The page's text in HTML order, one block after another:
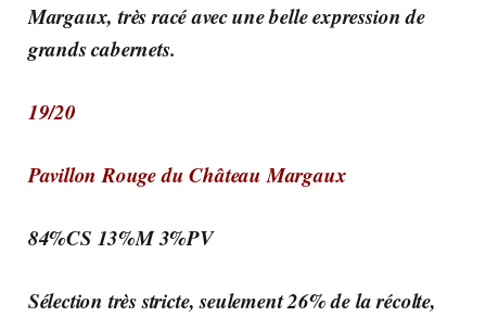
Margaux, très racé avec une belle expression de
grands cabernets.
19/20
Pavillon Rouge du Château Margaux
84%CS 13%M 3%PV
Sélection très stricte, seulement 26% de la récolte,